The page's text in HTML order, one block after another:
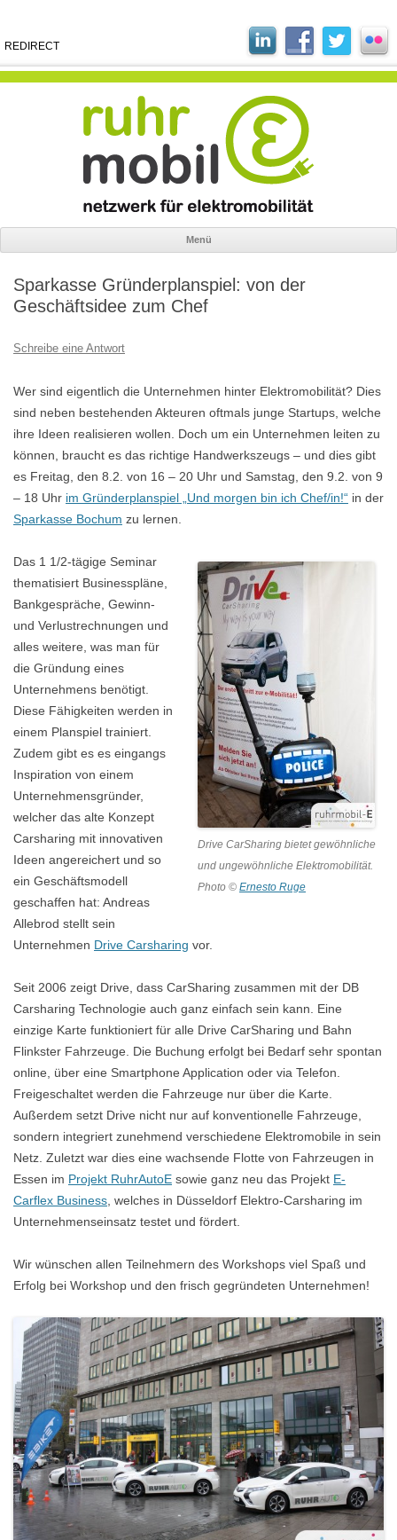
REDIRECT
Menü
springen
Sparkasse Gründerplanspiel: von der
Geschäftsidee zum Chef
Schreibe eine Antwort
Wer sind eigentlich die Unternehmen hinter Elektromobilität? Dies
sind neben bestehenden Akteuren oftmals junge Startups, welche
ihre Ideen realisieren wollen. Doch um ein Unternehmen leiten zu
können, braucht es das richtige Handwerkszeugs – und dies gibt
es Freitag, den 8.2. von 16 – 20 Uhr und Samstag, den 9.2. von 9
– 18 Uhr im Gründerplanspiel „Und morgen bin ich Chef/in!“ in der
Sparkasse Bochum zu lernen.
Drive CarSharing bietet gewöhnliche
und ungewöhnliche Elektromobilität.
Photo © Ernesto Ruge
Das 1 1/2-tägige Seminar
thematisiert Businesspläne,
Bankgespräche, Gewinn-
und Verlustrechnungen und
alles weitere, was man für
die Gründung eines
Unternehmens benötigt.
Diese Fähigkeiten werden in
einem Planspiel trainiert.
Zudem gibt es es eingangs
Inspiration von einem
Unternehmensgründer,
welcher das alte Konzept
Carsharing mit innovativen
Ideen angereichert und so
ein Geschäftsmodell
geschaffen hat: Andreas
Allebrod stellt sein
Unternehmen Drive Carsharing vor.
Seit 2006 zeigt Drive, dass CarSharing zusammen mit der DB
Carsharing Technologie auch ganz einfach sein kann. Eine
einzige Karte funktioniert für alle Drive CarSharing und Bahn
Flinkster Fahrzeuge. Die Buchung erfolgt bei Bedarf sehr spontan
online, über eine Smartphone Application oder via Telefon.
Freigeschaltet werden die Fahrzeuge nur über die Karte.
Außerdem setzt Drive nicht nur auf konventionelle Fahrzeuge,
sondern integriert zunehmend verschiedene Elektromobile in sein
Netz. Zuletzt war dies eine wachsende Flotte von Fahrzeugen in
Essen im Projekt RuhrAutoE sowie ganz neu das Projekt E-
Carflex Business , welches in Düsseldorf Elektro-Carsharing im
Unternehmenseinsatz testet und fördert.
Wir wünschen allen Teilnehmern des Workshops viel Spaß und
Erfolg bei Workshop und den frisch gegründeten Unternehmen!